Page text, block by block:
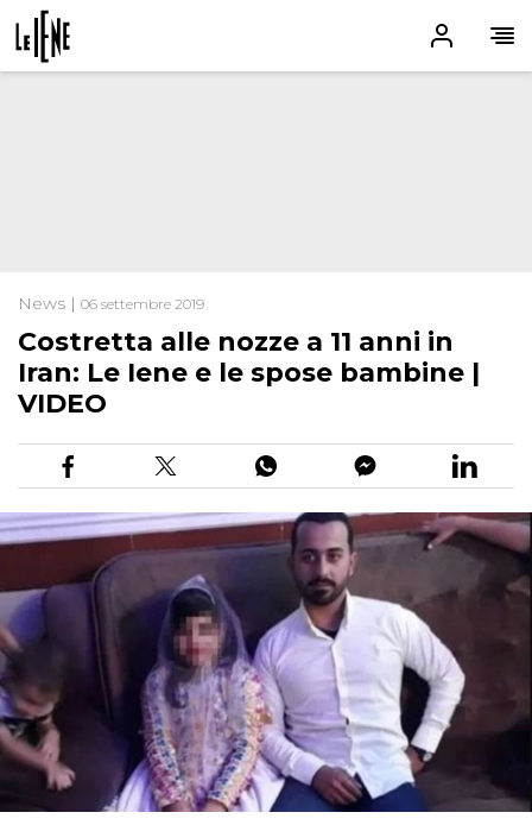
News | 06 settembre 2019
Costretta alle nozze a 11 anni in
Iran: Le Iene e le spose bambine |
VIDEO